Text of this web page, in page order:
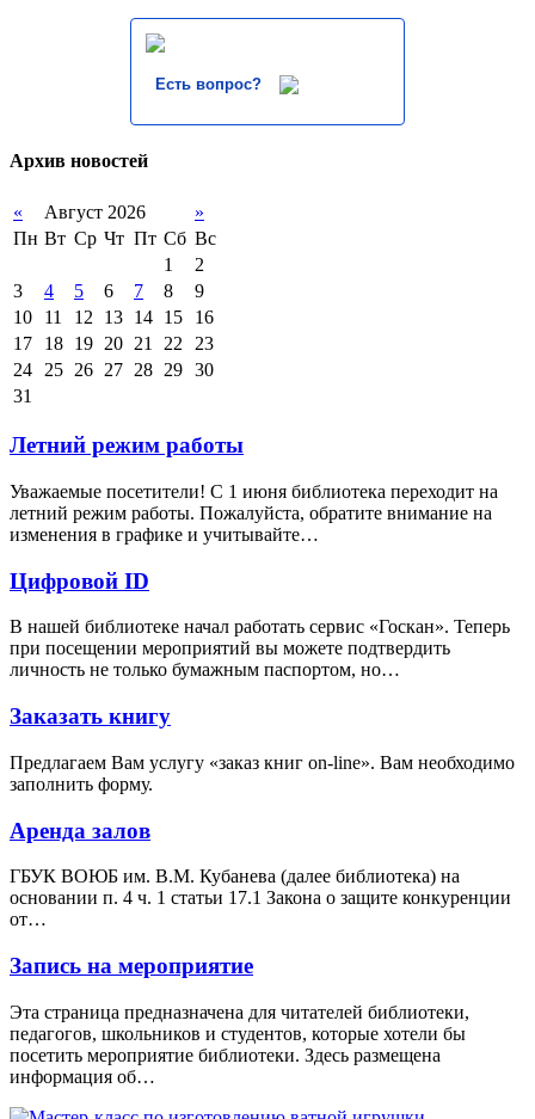
Есть вопрос?
Архив новостей
« Август 2026
»
Пн Вт Ср Чт Пт Сб Вс
1
2
3
4 5 6 7 8
9
10
11 12 13 14 15
16
17
18 19 20 21 22
23
24
25 26 27 28 29 30
31
Летний режим работы
Уважаемые посетители! С 1 июня библиотека переходит на
летний режим работы. Пожалуйста, обратите внимание на
изменения в графике и учитывайте…
Цифровой ID
В нашей библиотеке начал работать сервис «Госкан». Теперь
при посещении мероприятий вы можете подтвердить
личность не только бумажным паспортом, но…
Заказать книгу
Предлагаем Вам услугу «заказ книг on-line». Вам необходимо
заполнить форму.
Аренда залов
ГБУК ВОЮБ им. В.М. Кубанева (далее библиотека) на
основании п. 4 ч. 1 статьи 17.1 Закона о защите конкуренции
от…
Запись на мероприятие
Эта страница предназначена для читателей библиотеки,
педагогов, школьников и студентов, которые хотели бы
посетить мероприятие библиотеки. Здесь размещена
информация об…